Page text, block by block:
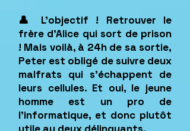
👤 L’objectif ! Retrouver le
frère d’Alice qui sort de prison
! Mais voilà, à 24h de sa sortie,
Peter est obligé de suivre deux
malfrats qui s'échappent de
leurs cellules. Et oui, le jeune
homme est un pro de
l’informatique, et donc plutôt